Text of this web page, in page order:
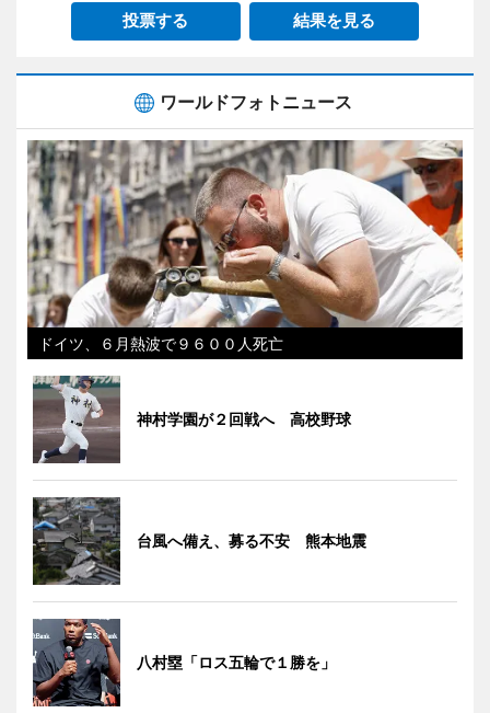
投票する 結果を見る
ワールドフォトニュース
ドイツ、６月熱波で９６００人死亡
神村学園が２回戦へ 高校野球
台風へ備え、募る不安 熊本地震
八村塁「ロス五輪で１勝を」